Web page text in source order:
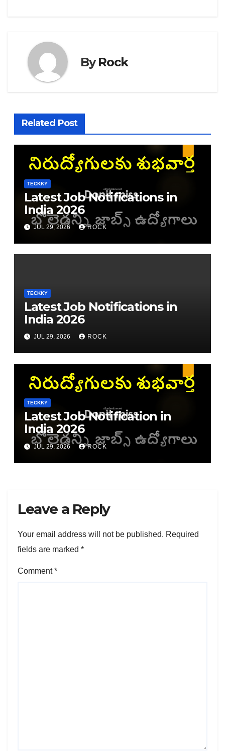
ByRock
Related Post
TECKKY
Latest Job Notifications in
India 2026
JUL 29, 2026 ROCK
TECKKY
Latest Job Notifications in
India 2026
JUL 29, 2026 ROCK
TECKKY
Latest Job Notification in
India 2026
JUL 29, 2026 ROCK
Leave a Reply
Your email address will not be published. Required
fields are marked *
Comment*